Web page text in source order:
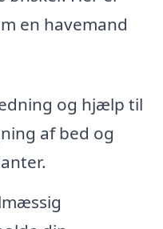
en havemand
og hjælp til
af bed og